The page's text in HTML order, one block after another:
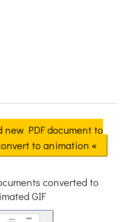
new PDF document to
to animation «
converted to
GIF